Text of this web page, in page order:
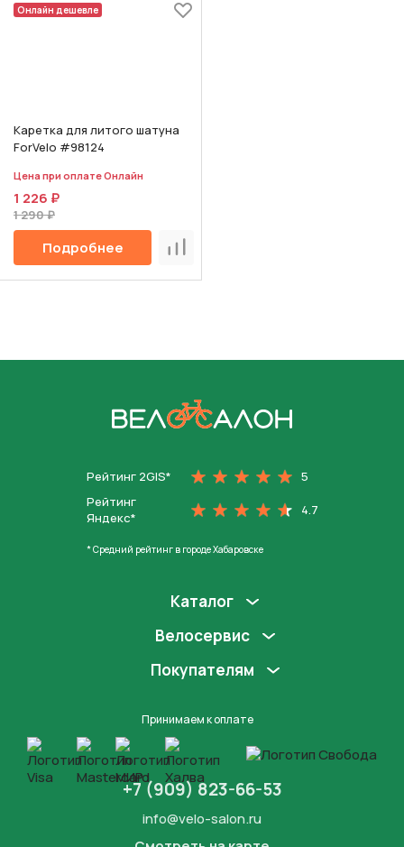
Онлайн дешевле
Каретка для литого шатуна
ForVelo #98124
Цена при оплате Онлайн
1 226 ₽
1 290 ₽
Подробнее Сравнить
Рейтинг 2GIS*
5
Рейтинг
Яндекс*
4.7
* Средний рейтинг в городе Хабаровске
Каталог
Велосервис
Покупателям
Принимаем к оплате
+7 (909) 823-66-53
info@velo-salon.ru